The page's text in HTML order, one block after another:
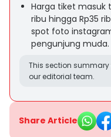
Harga tiket masuk
ribu hingga Rp35
spot foto
pengunjung muda.
This section
our editorial team.
Share Article